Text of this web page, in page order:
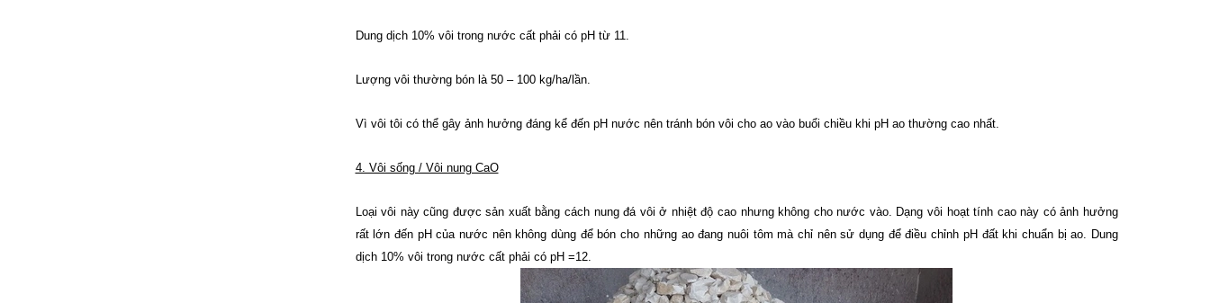
Dung dịch 10% vôi trong nước cất phải có pH từ 11.
Lượng vôi thường bón là 50 – 100 kg/ha/lần.
Vì vôi tôi có thể gây ảnh hưởng đáng kể đến pH nước nên tránh bón vôi cho ao vào buổi chiều khi pH ao thường cao nhất.
4. Vôi sống / Vôi nung CaO
Loại vôi này cũng được sản xuất bằng cách nung đá vôi ở nhiệt độ cao nhưng không cho nước vào. Dạng vôi hoạt tính cao này có ảnh hưởng
rất lớn đến pH của nước nên không dùng để bón cho những ao đang nuôi tôm mà chỉ nên sử dụng để điều chỉnh pH đất khi chuẩn bị ao. Dung
dịch 10% vôi trong nước cất phải có pH =12.